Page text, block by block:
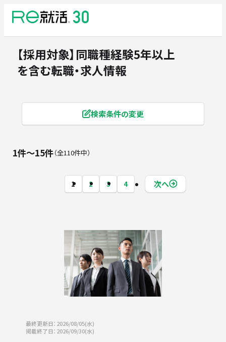
【採用対象】同職種経験5年以上
を含む転職・求人情報
検索条件の変更
1 2 3 4 次へ
1件〜15件 全110件中
最終更新日：2026/08/05(水)
掲載終了日：2026/09/30(水)